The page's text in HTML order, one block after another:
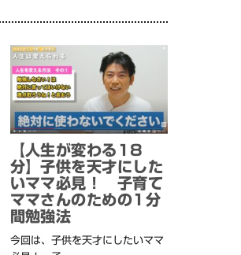
【人生が変わる18
分】子供を天才にした
いママ必見！ 子育て
ママさんのための1分
間勉強法
今回は、子供を天才にしたいママ